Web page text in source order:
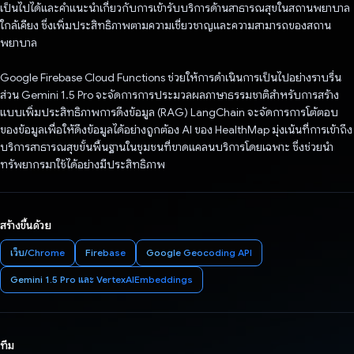
เป็นไปได้และคำแนะนำเกี่ยวกับการเข้ารับบริการด้านสาธารณสุขในสถานพยาบาล
ใกล้เคียง ซึ่งเพิ่มประสิทธิภาพตามความเชี่ยวชาญและความสามารถของสถาน
พยาบาล
Google Firebase Cloud Functions ช่วยให้การดำเนินการเป็นไปอย่างราบรื่น
ส่วน Gemini 1.5 Pro จะจัดการการประมวลผลภาษาธรรมชาติสําหรับการสร้าง
แบบเพิ่มประสิทธิภาพการดึงข้อมูล (RAG) LangChain จะจัดการการโต้ตอบ
ของข้อมูลเพื่อให้ดึงข้อมูลได้อย่างถูกต้อง AI ของ HealthMap มุ่งเน้นที่การเข้าถึง
บริการสาธารณสุขขั้นพื้นฐานในชุมชนที่ขาดแคลนบริการโดยเฉพาะ ซึ่งช่วยนำ
ทรัพยากรมาใช้ได้อย่างมีประสิทธิภาพ
สร้างขึ้นด้วย
เว็บ/Chrome Firebase Google Geocoding API
Gemini 1.5 Pro และ VertexAIEmbeddings
ทีม